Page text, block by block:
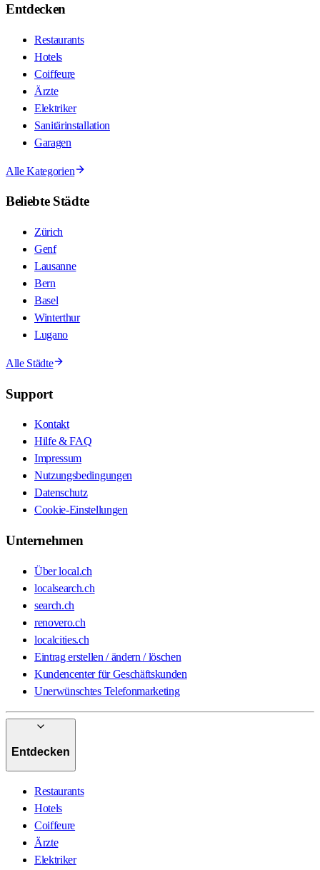
Entdecken
Restaurants
Hotels
Coiffeure
Ärzte
Elektriker
Sanitärinstallation
Garagen
Alle Kategorien
Beliebte Städte
Zürich
Genf
Lausanne
Bern
Basel
Winterthur
Lugano
Alle Städte
Support
Kontakt
Hilfe & FAQ
Impressum
Nutzungsbedingungen
Datenschutz
Cookie-Einstellungen
Unternehmen
Über local.ch
localsearch.ch
search.ch
renovero.ch
localcities.ch
Eintrag erstellen / ändern / löschen
Kundencenter für Geschäftskunden
Unerwünschtes Telefonmarketing
Entdecken
Restaurants
Hotels
Coiffeure
Ärzte
Elektriker